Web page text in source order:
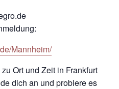
Mannheim/
Ort und Zeit in Frankfurt
dich an und probiere es